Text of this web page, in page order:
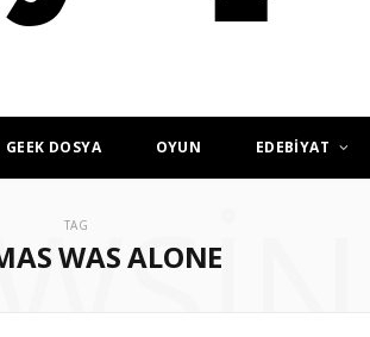
GEEK DOSYA OYUN EDEBİYAT
TAG
WAS ALONE